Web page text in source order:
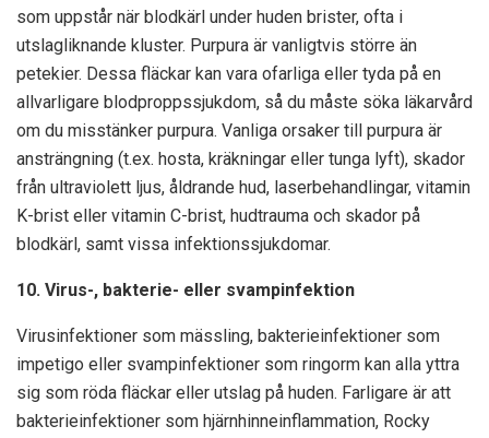
som uppstår när blodkärl under huden brister, ofta i
utslagliknande kluster. Purpura är vanligtvis större än
petekier. Dessa fläckar kan vara ofarliga eller tyda på en
allvarligare blodproppssjukdom, så du måste söka läkarvård
om du misstänker purpura. Vanliga orsaker till purpura är
ansträngning (t.ex. hosta, kräkningar eller tunga lyft), skador
från ultraviolett ljus, åldrande hud, laserbehandlingar, vitamin
K-brist eller vitamin C-brist, hudtrauma och skador på
blodkärl, samt vissa infektionssjukdomar.
10. Virus-, bakterie- eller svampinfektion
Virusinfektioner som mässling, bakterieinfektioner som
impetigo eller svampinfektioner som ringorm kan alla yttra
sig som röda fläckar eller utslag på huden. Farligare är att
bakterieinfektioner som hjärnhinneinflammation, Rocky